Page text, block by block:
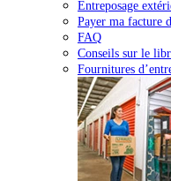
Entreposage
Payer ma facture
FAQ
Conseils sur le
Fournitures